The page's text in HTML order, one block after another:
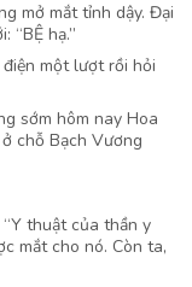
mở mắt tỉnh dậy. Đại
“BỆ hạ.”
một lượt rồi hỏi
sớm hôm nay Hoa
chỗ Bạch Vương
thuật của thần y
mắt cho nó. Còn ta,